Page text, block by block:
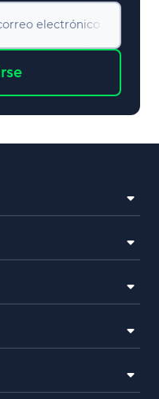
electrónico